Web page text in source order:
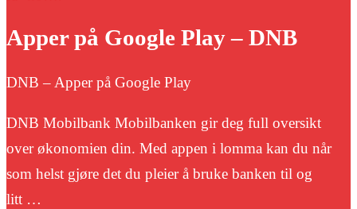
Apper på Google Play – DNB
DNB – Apper på Google Play
DNB Mobilbank Mobilbanken gir deg full oversikt
over økonomien din. Med appen i lomma kan du når
som helst gjøre det du pleier å bruke banken til og
litt …